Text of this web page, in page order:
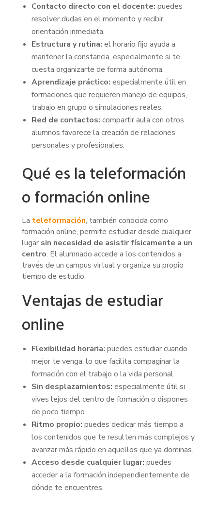
Contacto directo con el docente: puedes
resolver dudas en el momento y recibir
orientación inmediata.
Estructura y rutina: el horario fijo ayuda a
mantener la constancia, especialmente si te
cuesta organizarte de forma autónoma.
Aprendizaje práctico: especialmente útil en
formaciones que requieren manejo de equipos,
trabajo en grupo o simulaciones reales.
Red de contactos: compartir aula con otros
alumnos favorece la creación de relaciones
personales y profesionales.
Qué es la teleformación
o formación online
La teleformación, también conocida como
formación online, permite estudiar desde cualquier
lugar sin necesidad de asistir físicamente a un
centro. El alumnado accede a los contenidos a
través de un campus virtual y organiza su propio
tiempo de estudio.
Ventajas de estudiar
online
Flexibilidad horaria: puedes estudiar cuando
mejor te venga, lo que facilita compaginar la
formación con el trabajo o la vida personal.
Sin desplazamientos: especialmente útil si
vives lejos del centro de formación o dispones
de poco tiempo.
Ritmo propio: puedes dedicar más tiempo a
los contenidos que te resulten más complejos y
avanzar más rápido en aquellos que ya dominas.
Acceso desde cualquier lugar: puedes
acceder a la formación independientemente de
dónde te encuentres.